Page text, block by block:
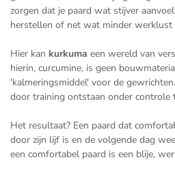
zorgen dat je paard wat stijver
herstellen of net wat minder
Hier kan kurkuma een wereld van
hierin, curcumine, is geen
'kalmeringsmiddel' voor de
door training ontstaan onder controle
Het resultaat? Een paard dat
door zijn lijf is en de volgende dag
een comfortabel paard is een blije,